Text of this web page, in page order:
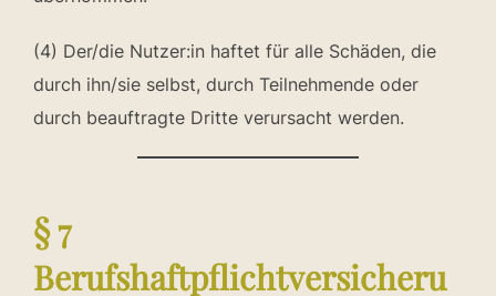
(4) Der/die Nutzer:in haftet für alle Schäden, die
durch ihn/sie selbst, durch Teilnehmende oder
durch beauftragte Dritte verursacht werden.
§ 7
Berufshaftpflichtversicheru